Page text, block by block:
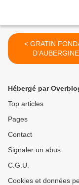
< GRATIN FONDANT
Hébergé par
Top articles
Pages
Contact
Signaler un abus
C.G.U.
Cookies et données